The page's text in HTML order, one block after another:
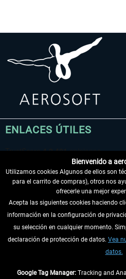
ENLACES ÚTILES
DESISTIR DEL CONTRATO
INFORMACIÓN
Bienvenido a
Utilizamos cookies Algunos de ellos son
para el carrito de compras), otros nos
ofrecerle una mejor
Acepta las siguientes cookies haciendo
información en la configuración de
su selección en cualquier momento.
declaración de protección de datos. Vea
datos.
Google Tag Manager: Tracking and